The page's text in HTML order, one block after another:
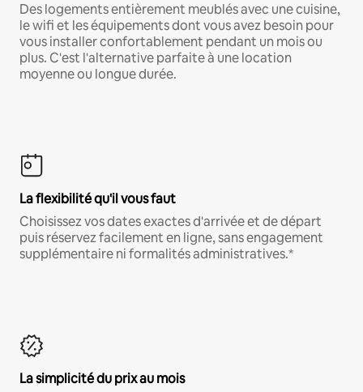
Des logements entièrement meublés avec une cuisine,
le wifi et les équipements dont vous avez besoin pour
vous installer confortablement pendant un mois ou
plus. C'est l'alternative parfaite à une location
moyenne ou longue durée.
La flexibilité qu'il vous faut
Choisissez vos dates exactes d'arrivée et de départ
puis réservez facilement en ligne, sans engagement
supplémentaire ni formalités administratives.*
La simplicité du prix au mois